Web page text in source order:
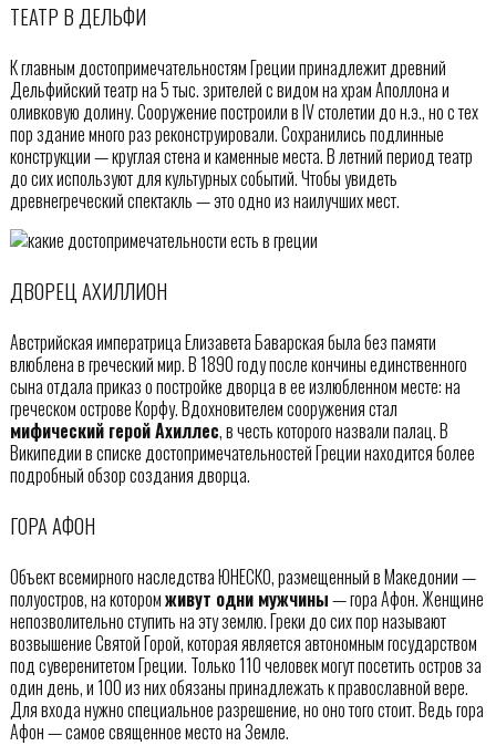
ТЕАТР В ДЕЛЬФИ
К главным достопримечательностям Греции принадлежит древний
Дельфийский театр на 5 тыс. зрителей с видом на храм Аполлона и
оливковую долину. Сооружение построили в IV столетии до н.э., но с тех
пор здание много раз реконструировали. Сохранились подлинные
конструкции — круглая стена и каменные места. В летний период театр
до сих используют для культурных событий. Чтобы увидеть
древнегреческий спектакль — это одно из наилучших мест.
ДВОРЕЦ АХИЛЛИОН
Австрийская императрица Елизавета Баварская была без памяти
влюблена в греческий мир. В 1890 году после кончины единственного
сына отдала приказ о постройке дворца в ее излюбленном месте: на
греческом острове Корфу. Вдохновителем сооружения стал
мифический герой Ахиллес, в честь которого назвали палац. В
Википедии в списке достопримечательностей Греции находится более
подробный обзор создания дворца.
ГОРА АФОН
Объект всемирного наследства ЮНЕСКО, размещенный в Македонии —
полуостров, на которомживут одни мужчины— гора Афон. Женщине
непозволительно ступить на эту землю. Греки до сих пор называют
возвышение Святой Горой, которая является автономным государством
под суверенитетом Греции. Только 110 человек могут посетить остров за
один день, и 100 из них обязаны принадлежать к православной вере.
Для входа нужно специальное разрешение, но оно того стоит. Ведь гора
Афон — самое священное место на Земле.